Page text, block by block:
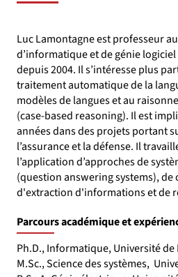
Luc Lamontagne est professeur
d’informatique et de génie logiciel
depuis 2004. Il s’intéresse plus
traitement automatique de la
modèles de langues et au
(case-based reasoning). Il est
années dans des projets portant
l’assurance et la défense. Il
l’application d’approches de
(question answering systems), de
d'extraction d'informations et de
Parcours académique et
Ph.D., Informatique, Université de
M.Sc., Science des systèmes,